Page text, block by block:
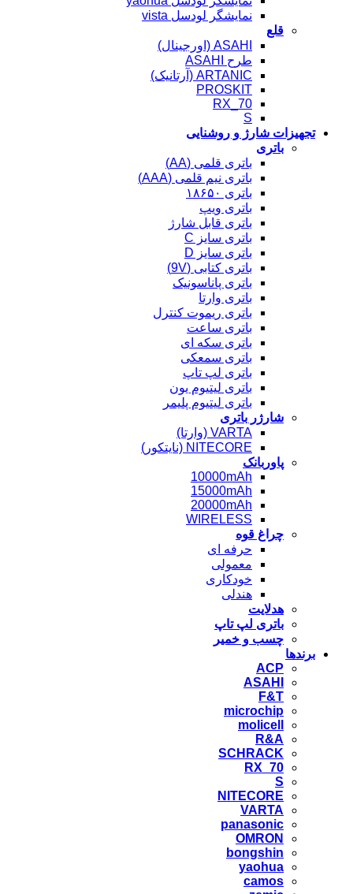
نمایشگر لودسل vista
قلع
ASAHI (اورجینال)
طرح ASAHI
ARTANIC (آرتانیک)
PROSKIT
RX_70
S
تجهیزات شارژ و روشنایی
باتری
باتری قلمی (AA)
باتری نیم قلمی (AAA)
باتری ۱۸۶۵۰
باتری ویپ
باتری قابل شارژ
باتری سایز C
باتری سایز D
باتری کتابی (9V)
باتری پاناسونیک
باتری وارتا
باتری ریموت کنترل
باتری ساعت
باتری سکه ای
باتری سمعکی
باتری لپ تاپ
باتری لیتیوم یون
باتری لیتیوم پلیمر
شارژر باتری
VARTA (وارتا)
NITECORE (نایتکور)
پاوربانک
10000mAh
15000mAh
20000mAh
WIRELESS
چراغ قوه
حرفه ای
معمولی
خودکاری
هندلی
هدلایت
باتری لپ تاپ
چسب و خمیر
برندها
ACP
ASAHI
F&T
microchip
molicell
R&A
SCHRACK
RX_70
S
NITECORE
VARTA
panasonic
OMRON
bongshin
yaohua
camos